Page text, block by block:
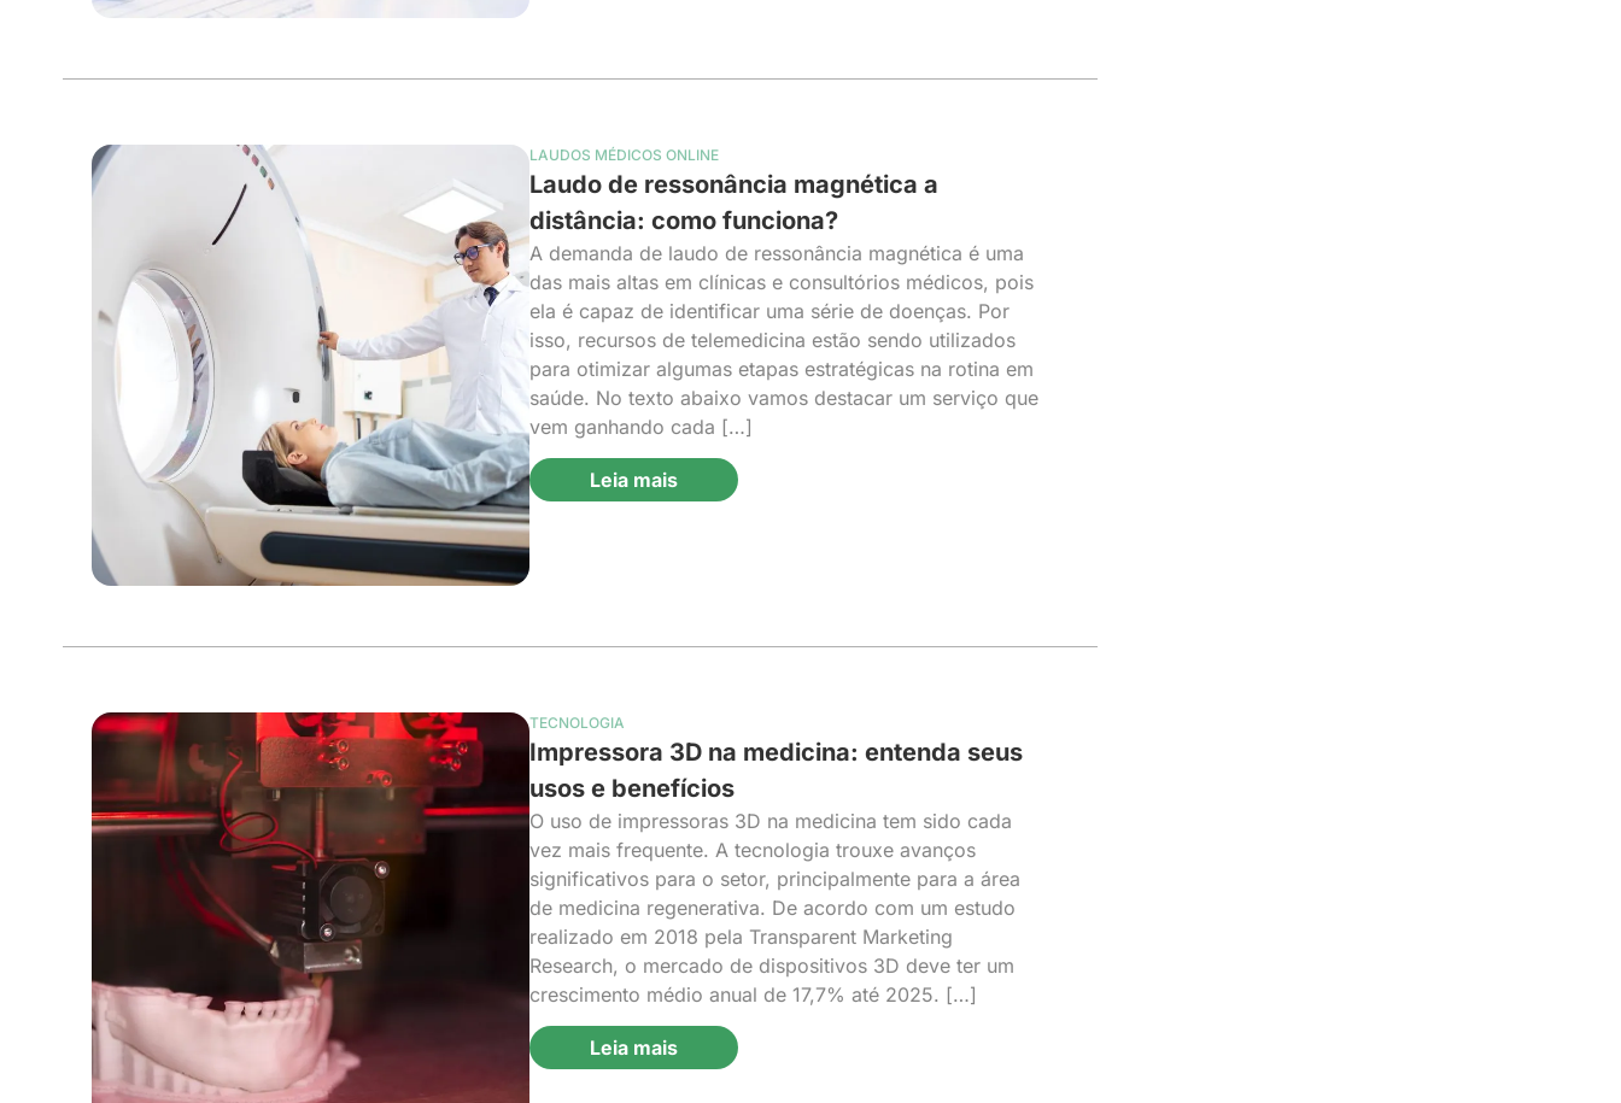
LAUDOS MÉDICOS ONLINE
Laudo de ressonância magnética a
distância: como funciona?
A demanda de laudo de ressonância magnética é uma
das mais altas em clínicas e consultórios médicos, pois
ela é capaz de identificar uma série de doenças. Por
isso, recursos de telemedicina estão sendo utilizados
para otimizar algumas etapas estratégicas na rotina em
saúde. No texto abaixo vamos destacar um serviço que
vem ganhando cada […]
Leia mais
TECNOLOGIA
Impressora 3D na medicina: entenda seus
usos e benefícios
O uso de impressoras 3D na medicina tem sido cada
vez mais frequente. A tecnologia trouxe avanços
significativos para o setor, principalmente para a área
de medicina regenerativa. De acordo com um estudo
realizado em 2018 pela Transparent Marketing
Research, o mercado de dispositivos 3D deve ter um
crescimento médio anual de 17,7% até 2025. […]
Leia mais